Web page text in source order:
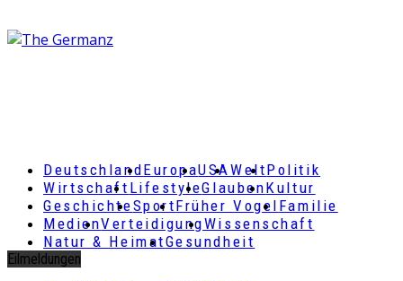
DeutschlandEuropaUSAWeltPolitik
Wirtschaft LifestyleGlaubenKultur
GeschichteSportFrüher Vogel Familie
MedienVerteidigungWissenschaft
Natur & HeimatGesundheit
Eilmeldungen